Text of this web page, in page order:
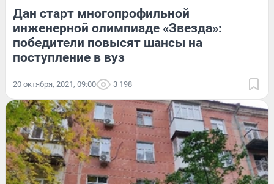
Дан старт многопрофильной
инженерной олимпиаде «Звезда»:
победители повысят шансы на
поступление в вуз
20 октября, 2021, 09:00 3 198